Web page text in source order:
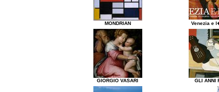
MONDRIAN Venezia e
GIORGIO VASARI GLI ANNI